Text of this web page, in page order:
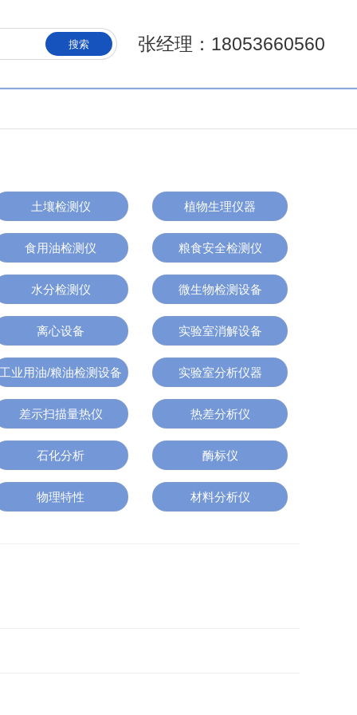
张经理：18053660560
搜索
土壤检测仪 植物生理仪器
食用油检测仪 粮食安全检测仪
水分检测仪 微生物检测设备
离心设备 实验室消解设备
工业用油/粮油检测设备 实验室分析仪器
差示扫描量热仪 热差分析仪
石化分析 酶标仪
物理特性 材料分析仪